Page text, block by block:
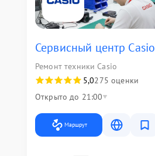
Сервисный центр Casio
Ремонт техники Casio
5,0275 оценки
Открыто до 21:00
Маршрут